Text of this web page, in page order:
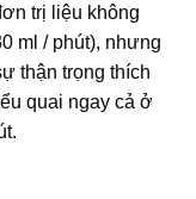
trị liệu không
ml / phút), nhưng
thận trọng thích
quai ngay cả ở